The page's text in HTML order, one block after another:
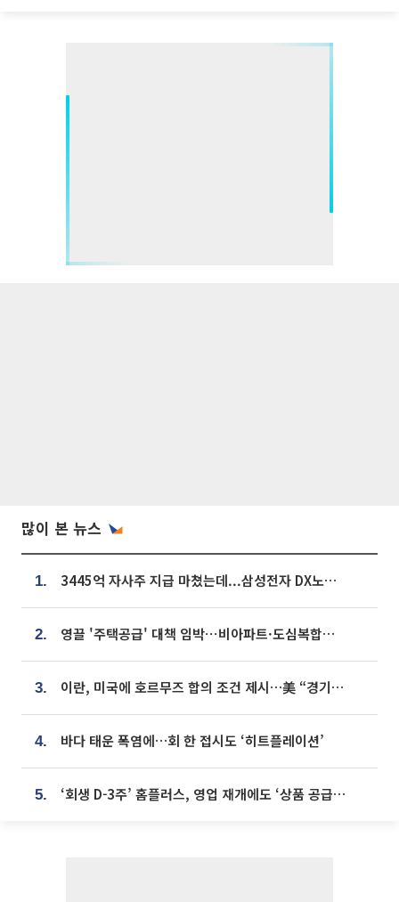
많이 본 뉴스
1. 3445억 자사주 지급 마쳤는데...삼성전자 DX노조, 뒤늦은 '떼쓰기 집회'
2. 영끌 '주택공급' 대책 임박⋯비아파트·도심복합까지 총동원
3. 이란, 미국에 호르무즈 합의 조건 제시…美 “경기 아직 안 끝나” [종합]
4. 바다 태운 폭염에…회 한 접시도 ‘히트플레이션’
5. ‘회생 D-3주’ 홈플러스, 영업 재개에도 ‘상품 공급망’ 복구가 생존 관건